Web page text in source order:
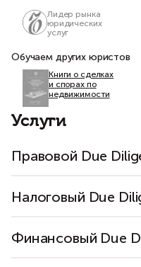
Лидер рынка
юридических
услуг
Обучаем других юристов
Книги о сделках
и спорах по
недвижимости
Услуги
Правовой Due
Аудит
Анализ
имущество
Налоговый Due
Проверка выполнения
Финансовый Due